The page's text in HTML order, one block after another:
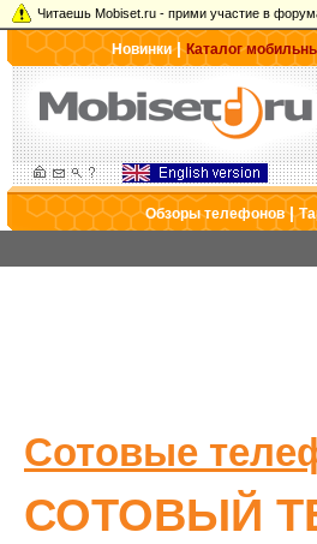
Читаешь Mobiset.ru - прими участие в
Новинки|Каталог
Обзоры телефонов|
Сотовые
СОТОВЫЙ